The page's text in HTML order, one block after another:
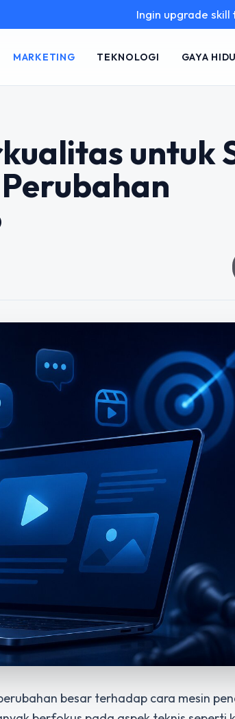
Ingin upgrade skill tanpa
MARKETING TEKNOLOGI GAYA
untuk
besar terhadap cara mesin